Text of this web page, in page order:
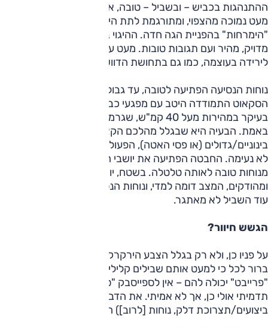
ההתנהגות בכביש – ובשביל – טובה, אך האחיזה בציר הקדמי
מעט נמוכה מהצפוי, ומתורגמת לתת היגוי מתון ותחושת
"הימרחות" בהפניית הגה חדה. ההיגוי בסך הכל בסדר גמור:
מדויק, מהיר ועם תגובות טובות. מעט עומס על הבלמים הוביל
לירידה בעוצמה, כמו גם בתחושת הדוושה ושקיעתה.
נוחות הנסיעה הפתיעה לטובה, עד גבול מסוים – תרתי משמע.
הסקאוט התמודדה היטב עם מפגעי כביש שונים (ומשונים),
בעיקר במהירות מעל 40 קמ"ש, שגרמה למתלים להתחיל לעבוד
באמת. הבעיה היא שבגלל מהלכם הקצר יחסית, על שיבושים
בינוניים/גדולים (או פסי האטה), הפעולה שלהם תורגמה לחבטה
לא נעימה. החבטה הפתיעה את יושבי הרכב בגלל המעבר החד
מנוחות טובה לאותה טלטלה. בשטח, יותר נכון בשבילים קלילים
ומהודקים, המצב דומה למדי, ונוחות הנסיעה הטובה תישמר כל
עוד השביל לא מאתגר.
הגשש חיוור?
על פניו כן, ולא רק בגלל הצבע הירקרק של רכב ההדגמה. הרי
ברור לכל כי למעט אותם שבילים קלילים – כאלו שכמעט כל
"פרייבט" יכולה להם – אין לספייסבק "סקאוט" יתרון אמיתי.
תדמיתי אולי כן, אך לא אמיתי. את הדברים החשובים (שימושיות,
ביצועים/תצרוכת דלק, נוחות [לרוב]) היא עושה באופן נאות.